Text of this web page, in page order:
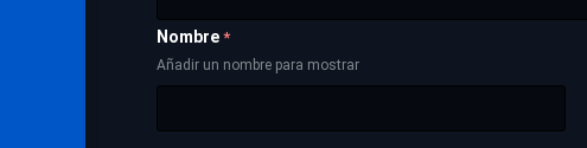
Nombre *
Añadir un nombre para mostrar